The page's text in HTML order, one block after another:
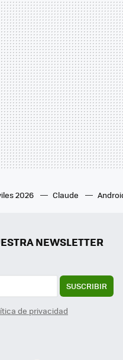
2026 Claude
NEWSLETTER
SUSCRIBIR
de privacidad